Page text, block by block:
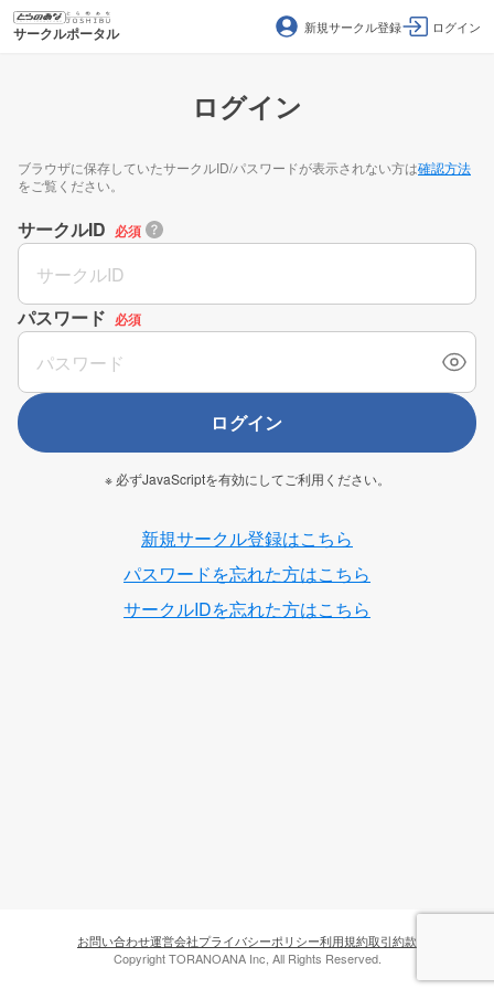
サークルポータル 新規サークル登録 ログイン
ログイン
ブラウザに保存していたサークルID/パスワードが表示されない方は確認方法
をご覧ください。
サークルID 必須
パスワード 必須
ログイン
※ 必ずJavaScriptを有効にしてご利用ください。
新規サークル登録はこちら
パスワードを忘れた方はこちら
サークルIDを忘れた方はこちら
お問い合わせ運営会社プライバシーポリシー利用規約取引約款
Copyright TORANOANA Inc, All Rights Reserved.